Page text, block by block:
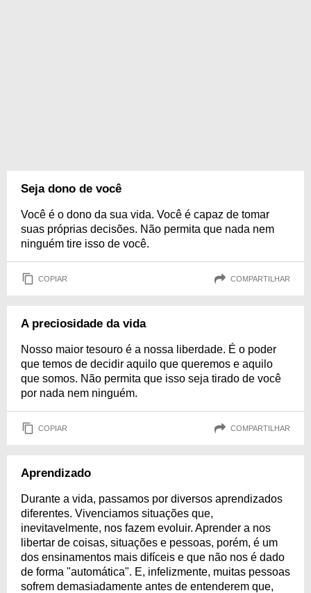
Seja dono de você
Você é o dono da sua vida. Você é capaz de tomar
suas próprias decisões. Não permita que nada nem
ninguém tire isso de você.
COPIAR COMPARTILHAR
A preciosidade da vida
Nosso maior tesouro é a nossa liberdade. É o poder
que temos de decidir aquilo que queremos e aquilo
que somos. Não permita que isso seja tirado de você
por nada nem ninguém.
COPIAR COMPARTILHAR
Aprendizado
Durante a vida, passamos por diversos aprendizados
diferentes. Vivenciamos situações que,
inevitavelmente, nos fazem evoluir. Aprender a nos
libertar de coisas, situações e pessoas, porém, é um
dos ensinamentos mais difíceis e que não nos é dado
de forma "automática". E, infelizmente, muitas pessoas
sofrem demasiadamente antes de entenderem que,